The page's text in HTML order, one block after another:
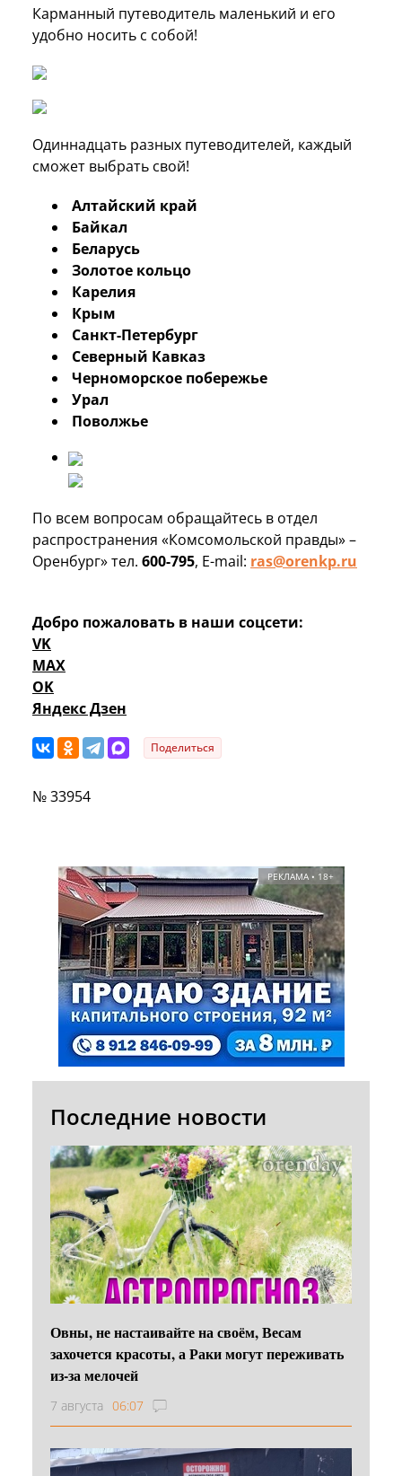
Карманный путеводитель маленький и его
удобно носить с собой!
Одиннадцать разных путеводителей, каждый
сможет выбрать свой!
Алтайский край
Байкал
Беларусь
Золотое кольцо
Карелия
Крым
Санкт-Петербург
Северный Кавказ
Черноморское побережье
Урал
Поволжье
По всем вопросам обращайтесь в отдел
распространения «Комсомольской правды» –
Оренбург» тел. 600-795, E-mail: ras@orenkp.ru
Добро пожаловать в наши соцсети:
VK
MAX
OK
Яндекс Дзен
Поделиться
№ 33954
РЕКЛАМА • 18+
Последние новости
Овны, не настаивайте на своём, Весам
захочется красоты, а Раки могут переживать
из-за мелочей
7 августа 06:07